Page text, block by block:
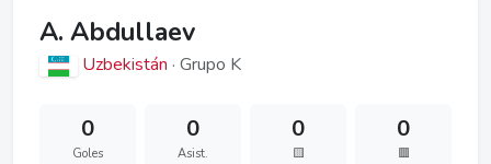
A. Abdullaev
Uzbekistán · Grupo K
0
Goles
0
Asist.
0
🟨
0
🟥